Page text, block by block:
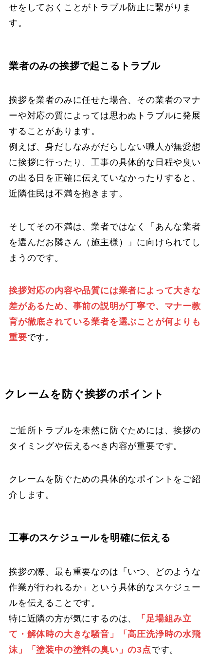
せをしておくことがトラブル防止に繋がりま
す。
業者のみの挨拶で起こるトラブル
挨拶を業者のみに任せた場合、その業者のマナ
ーや対応の質によっては思わぬトラブルに発展
することがあります。
例えば、身だしなみがだらしない職人が無愛想
に挨拶に行ったり、工事の具体的な日程や臭い
の出る日を正確に伝えていなかったりすると、
近隣住民は不満を抱きます。
そしてその不満は、業者ではなく「あんな業者
を選んだお隣さん（施主様）」に向けられてし
まうのです。
挨拶対応の内容や品質には業者によって大きな
差があるため、事前の説明が丁寧で、マナー教
育が徹底されている業者を選ぶことが何よりも
重要です。
クレームを防ぐ挨拶のポイント
ご近所トラブルを未然に防ぐためには、挨拶の
タイミングや伝えるべき内容が重要です。
クレームを防ぐための具体的なポイントをご紹
介します。
工事のスケジュールを明確に伝える
挨拶の際、最も重要なのは「いつ、どのような
作業が行われるか」という具体的なスケジュー
ルを伝えることです。
特に近隣の方が気にするのは、
「足場組み立
て・解体時の大きな騒音」「高圧洗浄時の水飛
沫」「塗装中の塗料の臭い」の3点です。